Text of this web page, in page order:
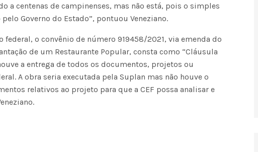
a centenas de campinenses, mas não está, pois o simples
Governo do Estado”, pontuou Veneziano.
federal, o convênio de número 919458/2021, via emenda do
de um Restaurante Popular, consta como “Cláusula
a entrega de todos os documentos, projetos ou
A obra seria executada pela Suplan mas não houve o
relativos ao projeto para que a CEF possa analisar e
Fátima Silva lança livro sobre a história
do rádio campinense no próximo dia 10